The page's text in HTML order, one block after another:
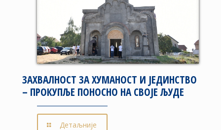
ЗАХВАЛНОСТ ЗА ХУМАНОСТ И ЈЕДИНСТВО
– ПРОКУПЉЕ ПОНОСНО НА СВОЈЕ ЉУДЕ
Детаљније